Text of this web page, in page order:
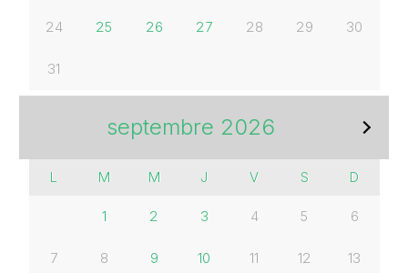
24 25 26 27 28 29 30
31
S
septembre 2026
L M M J V S D
1 2 3 4 5 6
7 8 9 10 11 12 13